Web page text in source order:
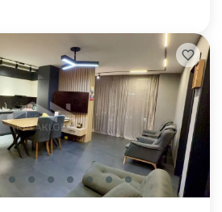
lens lens lens lens lens lens lens